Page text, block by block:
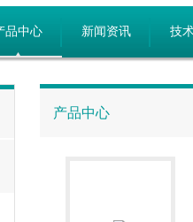
品中心 新闻资讯 技
产品中心